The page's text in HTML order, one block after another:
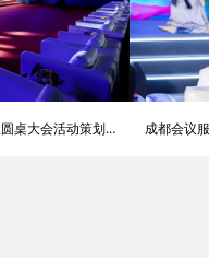
桌大会活动策划公 成都会议